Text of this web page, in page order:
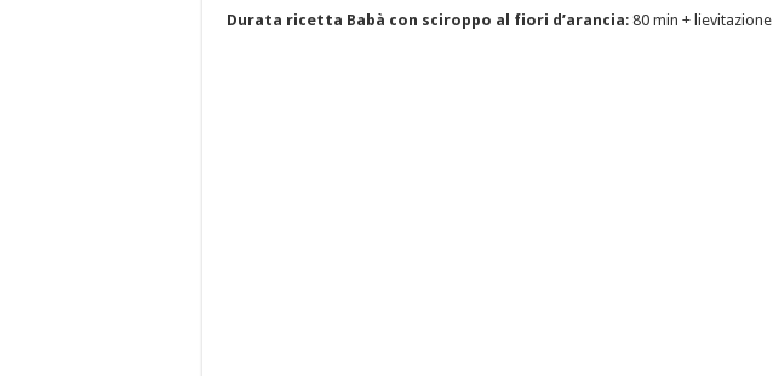
Durata ricetta Babà con sciroppo al fiori d’arancia: 80 min + lievitazione